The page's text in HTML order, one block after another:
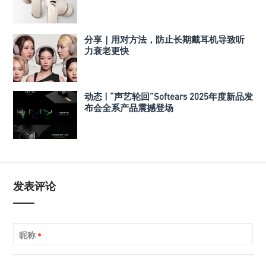
分享｜用对方法，防止长期戴耳机导致听
力衰老更快
动态 | “声艺轮回”Softears 2025年度新品发
布会全系产品震撼登场
发表评论
昵称 *